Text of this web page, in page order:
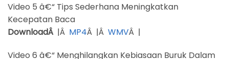
Video 5 â€“ Tips Sederhana Meningkatkan
Kecepatan Baca
DownloadÂ |Â MP4Â |Â WMVÂ |
Video 6 â€“ Menghilangkan Kebiasaan Buruk Dalam